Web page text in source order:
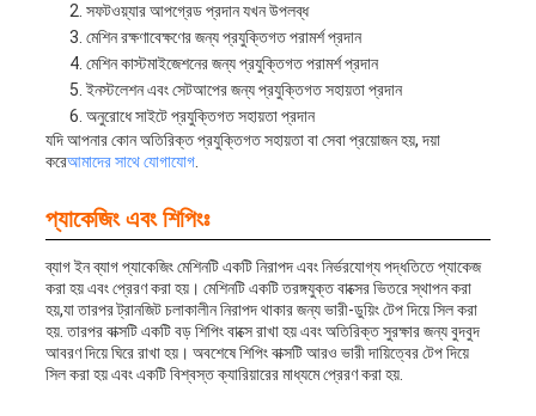
সফটওয়্যার আপগ্রেড প্রদান যখন উপলব্ধ
মেশিন রক্ষণাবেক্ষণের জন্য প্রযুক্তিগত পরামর্শ প্রদান
মেশিন কাস্টমাইজেশনের জন্য প্রযুক্তিগত পরামর্শ প্রদান
ইনস্টলেশন এবং সেটআপের জন্য প্রযুক্তিগত সহায়তা প্রদান
অনুরোধে সাইটে প্রযুক্তিগত সহায়তা প্রদান
যদি আপনার কোন অতিরিক্ত প্রযুক্তিগত সহায়তা বা সেবা প্রয়োজন হয়, দয়া
করেআমাদের সাথে যোগাযোগ.
প্যাকেজিং এবং শিপিংঃ
ব্যাগ ইন ব্যাগ প্যাকেজিং মেশিনটি একটি নিরাপদ এবং নির্ভরযোগ্য পদ্ধতিতে প্যাকেজ
করা হয় এবং প্রেরণ করা হয়। মেশিনটি একটি তরঙ্গযুক্ত বাক্সের ভিতরে স্থাপন করা
হয়,যা তারপর ট্রানজিট চলাকালীন নিরাপদ থাকার জন্য ভারী-ডুয়িং টেপ দিয়ে সিল করা
হয়. তারপর বাক্সটি একটি বড় শিপিং বাক্সে রাখা হয় এবং অতিরিক্ত সুরক্ষার জন্য বুদবুদ
আবরণ দিয়ে ঘিরে রাখা হয়। অবশেষে শিপিং বাক্সটি আরও ভারী দায়িত্বের টেপ দিয়ে
সিল করা হয় এবং একটি বিশ্বস্ত ক্যারিয়ারের মাধ্যমে প্রেরণ করা হয়.